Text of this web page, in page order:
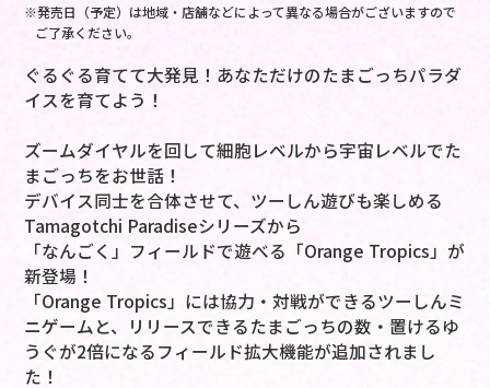
※発売日（予定）は地域・店舗などによって異なる場合がございますので
ご了承ください。
ぐるぐる育てて大発見！あなただけのたまごっちパラダ
イスを育てよう！
ズームダイヤルを回して細胞レベルから宇宙レベルでた
まごっちをお世話！
デバイス同士を合体させて、ツーしん遊びも楽しめる
Tamagotchi Paradiseシリーズから
「なんごく」フィールドで遊べる「Orange Tropics」が
新登場！
「Orange Tropics」には協力・対戦ができるツーしんミ
ニゲームと、リリースできるたまごっちの数・置けるゆ
うぐが2倍になるフィールド拡大機能が追加されまし
た！